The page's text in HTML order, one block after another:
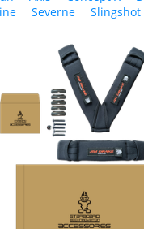
Severne Slingshot